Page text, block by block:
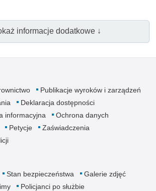
informacje dodatkowe ↓
Publikacje wyro­ków i zarządzeń
Deklaracja dostępności
informacyjna
Ochrona danych
Petycje
Zaświadczenia
Stan bezpieczeństwa
Galerie zdjęć
Policjanci po służbie